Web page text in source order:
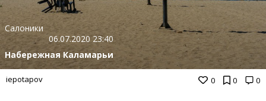
0 0 0
Салоники
06.07.2020 23:40
Набережная Каламарьи
iepotapov